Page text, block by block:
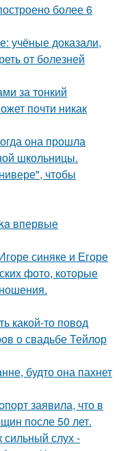
более 6
учёные доказали,
от болезней
за тонкий
почти никак
она прошла
школьницы.
чтобы
впервые
синяке и Егоре
фото, которые
какой-то повод
о свадьбе Тейлор
будто она пахнет
заявила, что в
после 50 лет.
сильный слух -